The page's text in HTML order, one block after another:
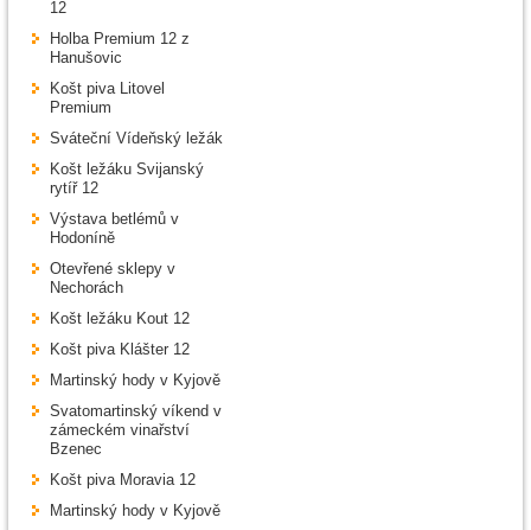
12
Holba Premium 12 z
Hanušovic
Košt piva Litovel
Premium
Sváteční Vídeňský ležák
Košt ležáku Svijanský
rytíř 12
Výstava betlémů v
Hodoníně
Otevřené sklepy v
Nechorách
Košt ležáku Kout 12
Košt piva Klášter 12
Martinský hody v Kyjově
Svatomartinský víkend v
zámeckém vinařství
Bzenec
Košt piva Moravia 12
Martinský hody v Kyjově